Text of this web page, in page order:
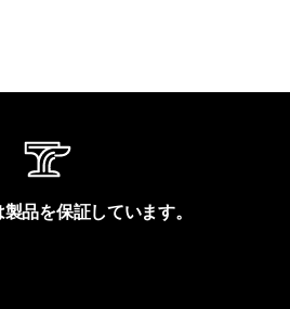
品を保証しています。